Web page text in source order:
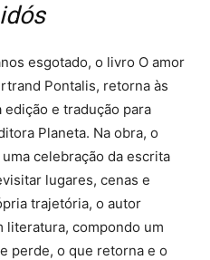
esgotado, o livro O amor
Pontalis, retorna às
e tradução para
Planeta. Na obra, o
celebração da escrita
lugares, cenas e
trajetória, o autor
literatura, compondo um
perde, o que retorna e o